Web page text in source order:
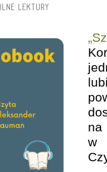
LEKTURY
w